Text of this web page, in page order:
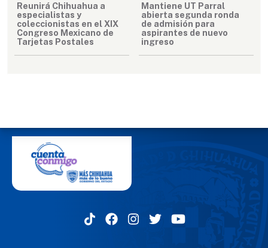
Reunirá Chihuahua a
especialistas y
coleccionistas en el XIX
Congreso Mexicano de
Tarjetas Postales
Mantiene UT Parral
abierta segunda ronda
de admisión para
aspirantes de nuevo
ingreso